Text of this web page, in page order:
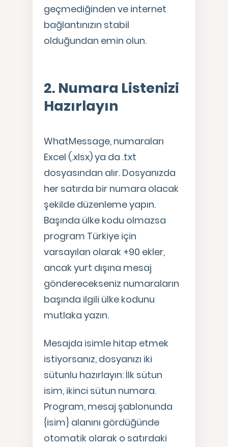
geçmediğinden ve internet
bağlantınızın stabil
olduğundan emin olun.
2. Numara Listenizi
Hazırlayın
WhatMessage, numaraları
Excel (.xlsx) ya da .txt
dosyasından alır. Dosyanızda
her satırda bir numara olacak
şekilde düzenleme yapın.
Başında ülke kodu olmazsa
program Türkiye için
varsayılan olarak +90 ekler,
ancak yurt dışına mesaj
gönderecekseniz numaraların
başında ilgili ülke kodunu
mutlaka yazın.
Mesajda isimle hitap etmek
istiyorsanız, dosyanızı iki
sütunlu hazırlayın: İlk sütun
isim, ikinci sütun numara.
Program, mesaj şablonunda
{isim} alanını gördüğünde
otomatik olarak o satırdaki